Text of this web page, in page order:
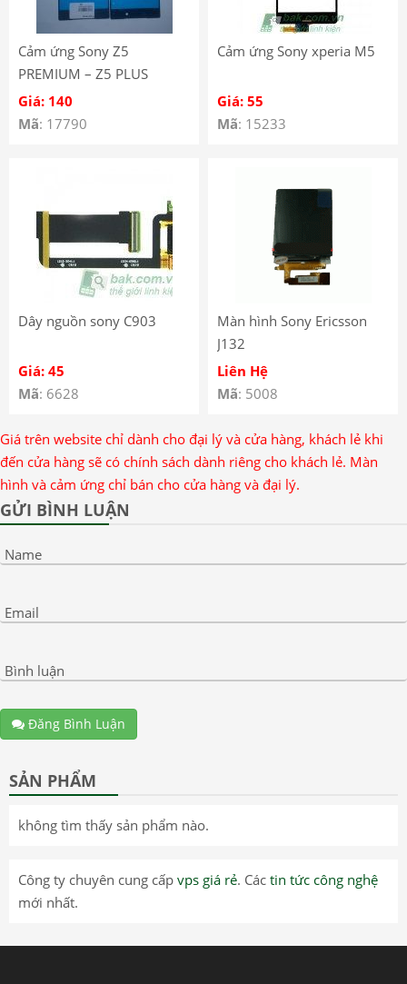
Cảm ứng Sony Z5
PREMIUM – Z5 PLUS
Giá: 140
Mã: 17790
Cảm ứng Sony xperia M5
Giá: 55
Mã: 15233
Dây nguồn sony C903
Giá: 45
Mã: 6628
Màn hình Sony Ericsson
J132
Liên Hệ
Mã: 5008
Giá trên website chỉ dành cho đại lý và cửa hàng, khách lẻ khi
đến cửa hàng sẽ có chính sách dành riêng cho khách lẻ. Màn
hình và cảm ứng chỉ bán cho cửa hàng và đại lý.
GỬI BÌNH LUẬN
Name
Email
Bình luận
Đăng Bình Luận
SẢN PHẨM
không tìm thấy sản phẩm nào.
Công ty chuyên cung cấp vps giá rẻ. Các tin tức công nghệ
mới nhất.